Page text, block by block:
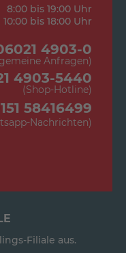
8:00 bis 19:00 Uhr
10:00 bis 18:00 Uhr
4903-0
Anfragen)
4903-5440
(Shop-Hotline)
58416499
Nachrichten)
Filiale aus.